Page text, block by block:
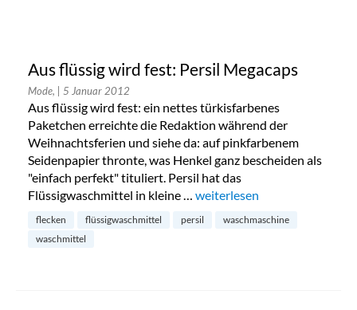
Aus flüssig wird fest: Persil Megacaps
Mode, | 5 Januar 2012
Aus flüssig wird fest: ein nettes türkisfarbenes
Paketchen erreichte die Redaktion während der
Weihnachtsferien und siehe da: auf pinkfarbenem
Seidenpapier thronte, was Henkel ganz bescheiden als
"einfach perfekt" tituliert. Persil hat das
Flüssigwaschmittel in kleine … „Aus flüssig wird fest: Persil
weiterlesen
flecken flüssigwaschmittel persil
waschmaschine
waschmittel